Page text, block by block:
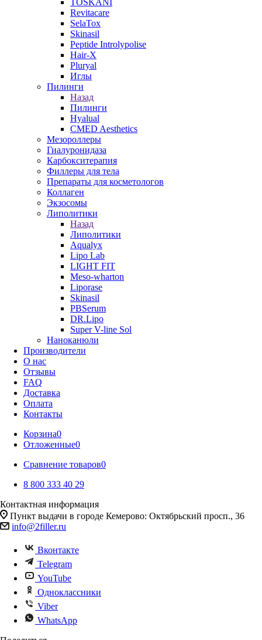
TOSKANI
Revitacare
SelaTox
Skinasil
Peptide Introlypolise
Hair-X
Pluryal
Иглы
Пилинги
Назад
Пилинги
Hyalual
CMED Aesthetics
Мезороллеры
Гиалуронидаза
Карбокситерапия
Филлеры для тела
Препараты для косметологов
Коллаген
Экзосомы
Липолитики
Назад
Липолитики
Aqualyx
Lipo Lab
LIGHT FIT
Meso-wharton
Liporase
Skinasil
PBSerum
DR.Lipo
Super V-line Sol
Наноканюли
Производители
О нас
Отзывы
FAQ
Доставка
Оплата
Контакты
Корзина0
Отложенные0
Сравнение товаров0
8 800 333 40 29
Контактная информация
Пункт выдачи в городе Кемерово: Октябрьский просп., 36
info@2filler.ru
Вконтакте
Telegram
YouTube
Одноклассники
Viber
WhatsApp